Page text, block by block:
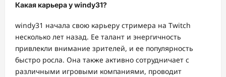
Какая карьера у windy31?
windy31 начала свою карьеру стримера на Twitch
несколько лет назад. Ее талант и энергичность
привлекли внимание зрителей, и ее популярность
быстро росла. Она также активно сотрудничает с
различными игровыми компаниями, проводит